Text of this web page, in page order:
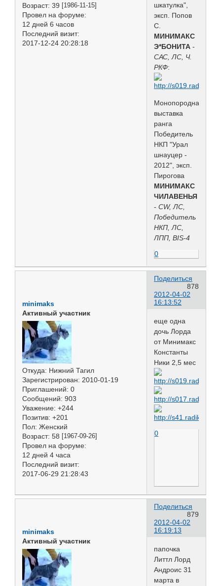
Возраст: 39 [1986-11-15]
Провел на форуме:
12 дней 6 часов
Последний визит:
2017-12-24 20:28:18
шкатулка",
эксп. Попов
С.
МИНИМАКС
Э*БОНИТА -
САС, ЛС, Ч.
РКФ:
Монопородная
выставка
ранга
Победитель
НКП "Урал
шнауцер -
2012", эксп.
Пирогова
МИНИМАКС
ЧИЛАВЕНЬЯ
- CW, ЛС,
Победитель
НКП, ЛС,
ЛПП, BIS-4
0
Поделиться
878
2012-04-02
16:13:52
minimaks
Активный участник
Откуда: Нижний Тагил
Зарегистрирован: 2010-01-19
Приглашений: 0
Сообщений: 903
Уважение: +244
Позитив: +201
Пол: Женский
Возраст: 58 [1967-09-26]
Провел на форуме:
12 дней 4 часа
Последний визит:
2017-06-29 21:28:43
еще одна
дочь Лорда
от Минимакс
Константы
Ники 2,5 мес
0
Поделиться
879
2012-04-02
16:19:13
minimaks
Активный участник
папочка
Литтл Лорд
Андроис 31
марта в